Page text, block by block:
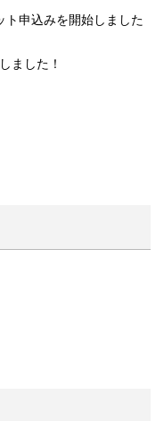
ト申込みを開始しました
ました！